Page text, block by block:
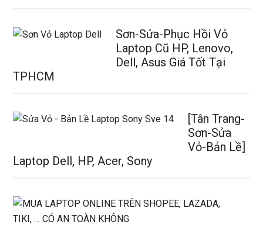
Sơn-Sửa-Phục Hồi Vỏ
Laptop Cũ HP, Lenovo,
Dell, Asus Giá Tốt Tại
TPHCM
[Tân Trang-
Sơn-Sửa
Vỏ-Bản Lề]
Laptop Dell, HP, Acer, Sony